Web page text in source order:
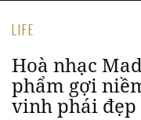
LIFE
Hoà nhạc
phẩm gợi
vinh phái đẹp